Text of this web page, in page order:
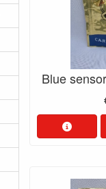
Blue